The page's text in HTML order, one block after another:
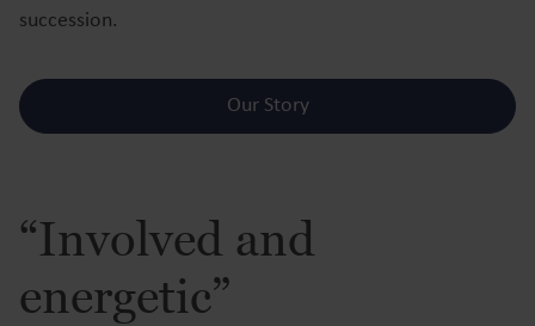
succession.
Our Story
“Involved and
energetic”